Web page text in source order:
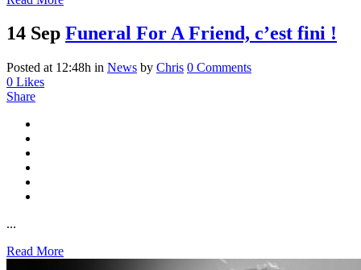
14 Sep Funeral For A Friend, c’est fini !
Posted at 12:48h in News by Chris 0 Comments
0 Likes
Share
...
Read More